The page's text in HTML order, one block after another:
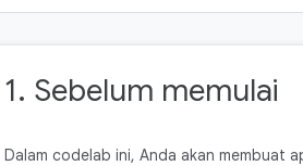
1. Sebelum memulai
Dalam codelab ini, Anda akan membuat